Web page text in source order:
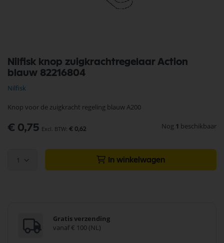
Nilfisk knop zuigkrachtregelaar Action
blauw 82216804
Nilfisk
Knop voor de zuigkracht regeling blauw A200
€ 0,75 € 0,62 Nog 1 beschikbaar
1 In winkelwagen
Gratis verzending
vanaf € 100 (NL)
naar
het
van
afbeeldingen-